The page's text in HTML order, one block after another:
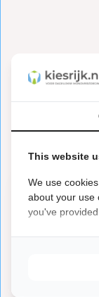
Er zijn nog
This website
We use
about your use
you've